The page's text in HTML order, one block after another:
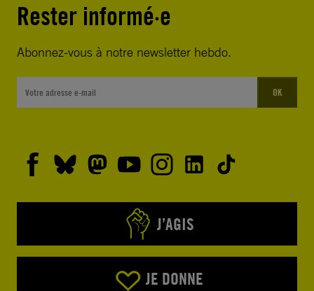
Rester informé·e
Abonnez-vous à notre newsletter hebdo.
OK
J’AGIS
JE DONNE